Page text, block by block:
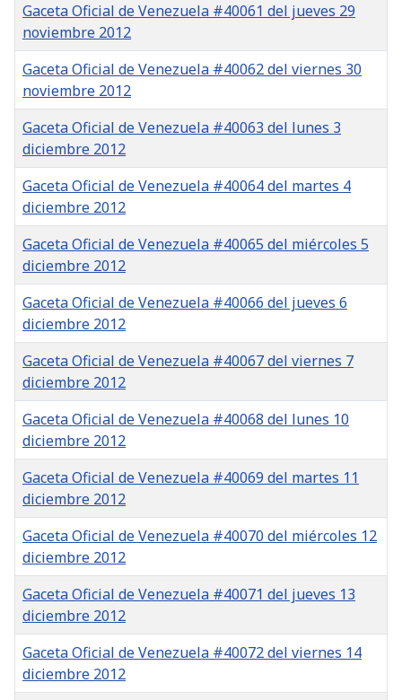
Gaceta Oficial de Venezuela #40061 del jueves 29
noviembre 2012
Gaceta Oficial de Venezuela #40062 del viernes 30
noviembre 2012
Gaceta Oficial de Venezuela #40063 del lunes 3
diciembre 2012
Gaceta Oficial de Venezuela #40064 del martes 4
diciembre 2012
Gaceta Oficial de Venezuela #40065 del miércoles 5
diciembre 2012
Gaceta Oficial de Venezuela #40066 del jueves 6
diciembre 2012
Gaceta Oficial de Venezuela #40067 del viernes 7
diciembre 2012
Gaceta Oficial de Venezuela #40068 del lunes 10
diciembre 2012
Gaceta Oficial de Venezuela #40069 del martes 11
diciembre 2012
Gaceta Oficial de Venezuela #40070 del miércoles 12
diciembre 2012
Gaceta Oficial de Venezuela #40071 del jueves 13
diciembre 2012
Gaceta Oficial de Venezuela #40072 del viernes 14
diciembre 2012